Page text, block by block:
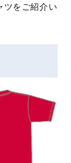
ツをご紹介い